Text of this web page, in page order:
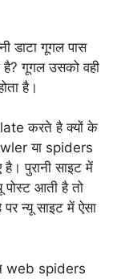
डाटा गूगल पास
गूगल उसको वही
है।
करते है क्यों के
या spiders
है। पुरानी साइट में
पोस्ट आती है तो
न्यू साइट में ऐसा
web spiders